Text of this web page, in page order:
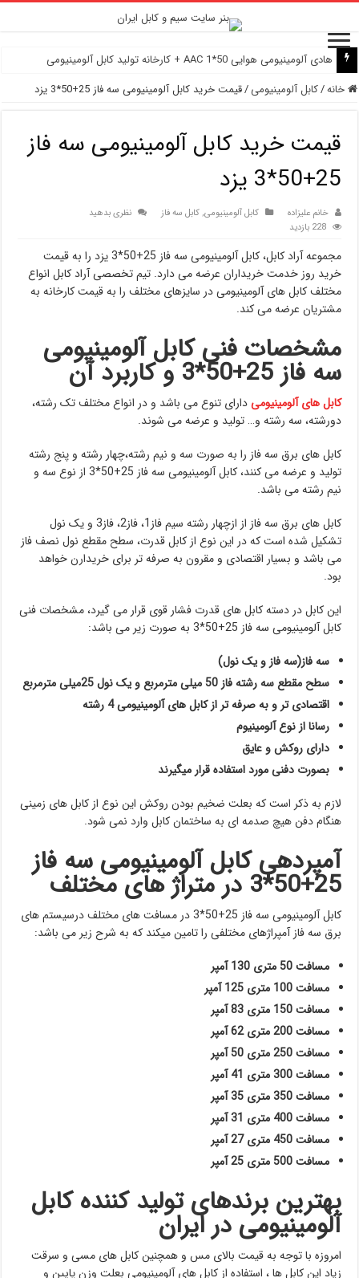
هادی آلومینیومی هوایی 50*1 AAC + کارخانه تولید کابل آلومینیومی
هادی هوایی آلومینیومی AAC و AAAC و ACSR + کارخانه ماهان کابل امیر
خانه/کابل آلومینیومی /قیمت خرید کابل آلومینیومی سه فاز 25+50*3 یزد
قیمت خرید کابل آلومینیومی سه فاز
25+50*3 یزد
خانم علیزاده کابل آلومینیومی,کابل سه فاز
نظری بدهید
228 بازدید
مجموعه آراد کابل، کابل آلومینیومی سه فاز 25+50*3 یزد را به قیمت
خرید روز خدمت خریداران عرضه می دارد. تیم تخصصی آراد کابل انواع
مختلف کابل های آلومینیومی در سایزهای مختلف را به قیمت کارخانه به
مشتریان عرضه می کند.
مشخصات فنی کابل آلومینیومی
سه فاز25+50*3 و کاربرد آن
کابل های آلومینیومیدارای تنوع می باشد و در انواع مختلف تک رشته،
دورشته، سه رشته و… تولید و عرضه می شوند.
کابل های برق سه فاز را به صورت سه و نیم رشته،چهار رشته و پنج رشته
تولید و عرضه می کنند، کابل آلومینیومی سه فاز 25+50*3 از نوع سه و
نیم رشته می باشد.
کابل های برق سه فاز از ازچهار رشته سیم فاز1، فاز2، فاز3 و یک نول
تشکیل شده است که در این نوع از کابل قدرت، سطح مقطع نول نصف فاز
می باشد و بسیار اقتصادی و مقرون به صرفه تر برای خریدارن خواهد
بود.
این کابل در دسته کابل های قدرت فشار قوی قرار می گیرد، مشخصات فنی
کابل آلومینیومی سه فاز 25+50*3 به صورت زیر می باشد:
سه فاز(سه فاز و یک نول)
سطح مقطع سه رشته فاز 50 میلی مترمربع و یک نول 25میلی مترمربع
اقتصادی تر و به صرفه تر از کابل های آلومینیومی 4 رشته
رسانا از نوع آلومینیوم
دارای روکش و عایق
بصورت دفنی مورد استفاده قرار میگیرند
لازم به ذکر است که بعلت ضخیم بودن روکش این نوع از کابل های زمینی
هنگام دفن هیچ صدمه ای به ساختمان کابل وارد نمی شود.
آمپردهی کابل آلومینیومی سه فاز
25+50*3 در متراژ های مختلف
کابل آلومینیومی سه فاز 25+50*3 در مسافت های مختلف درسیستم های
برق سه فاز آمپراژهای مختلفی را تامین میکند که به شرح زیر می باشد:
مسافت 50 متری 130 آمپر
مسافت 100 متری 125 آمپر
مسافت 150 متری 83 آمپر
مسافت 200 متری 62 آمپر
مسافت 250 متری 50 آمپر
مسافت 300 متری 41 آمپر
مسافت 350 متری 35 آمپر
مسافت 400 متری 31 آمپر
مسافت 450 متری 27 آمپر
مسافت 500 متری 25 آمپر
بهترین برندهای تولید کننده کابل
آلومینیومی در ایران
امروزه با توجه به قیمت بالای مس و همچنین کابل های مسی و سرقت
زیاد این کابل ها ، استفاده از کابل های آلومینیومی بعلت وزن پایین و